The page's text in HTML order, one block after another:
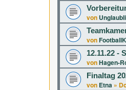
von
von
12.11.22 -
vonHagen-
Finaltag
von Etna »